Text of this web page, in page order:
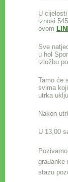
U
iznosi
ovom
Sve
u hol
izložbu
Tamo će
svima
utrka
Nakon
U 13,00
građanke
stazu